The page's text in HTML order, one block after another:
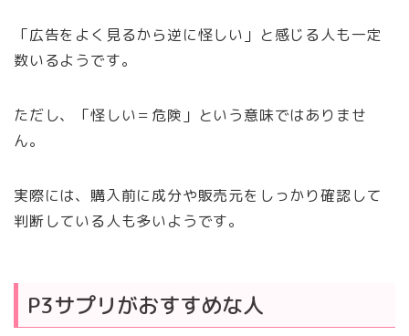
「広告をよく見るから逆に怪しい」と感じる人も一定
数いるようです。
ただし、「怪しい＝危険」という意味ではありませ
ん。
実際には、購入前に成分や販売元をしっかり確認して
判断している人も多いようです。
P3サプリがおすすめな人